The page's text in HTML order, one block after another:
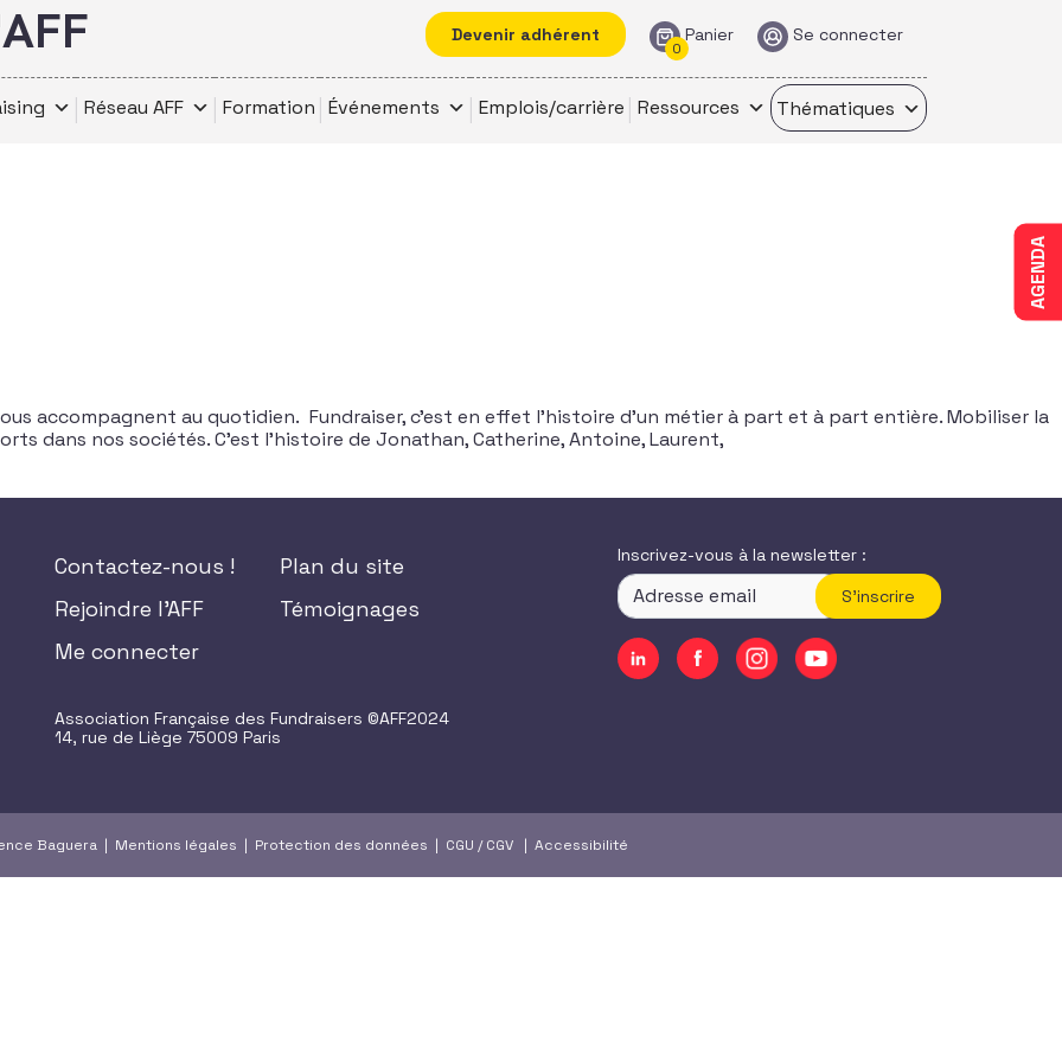
Devenir adhérent Panier
0
Se connecter
Réseau AFF Formation Événements Emplois/carrière Ressources Thématiques
AGENDA
accompagnent au quotidien. Fundraiser, c’est en effet l’histoire d’un métier à part et à part entière. Mobiliser la
dans nos sociétés. C’est l’histoire de Jonathan, Catherine, Antoine, Laurent,
Contactez-nous !
Rejoindre l'AFF
Me connecter
Plan du site
Témoignages
Association Française des Fundraisers ©AFF2024
14, rue de Liège 75009 Paris
Inscrivez-vous à la newsletter :
S'inscrire
Baguera | Mentions légales | Protection des données | CGU /CGV| Accessibilité